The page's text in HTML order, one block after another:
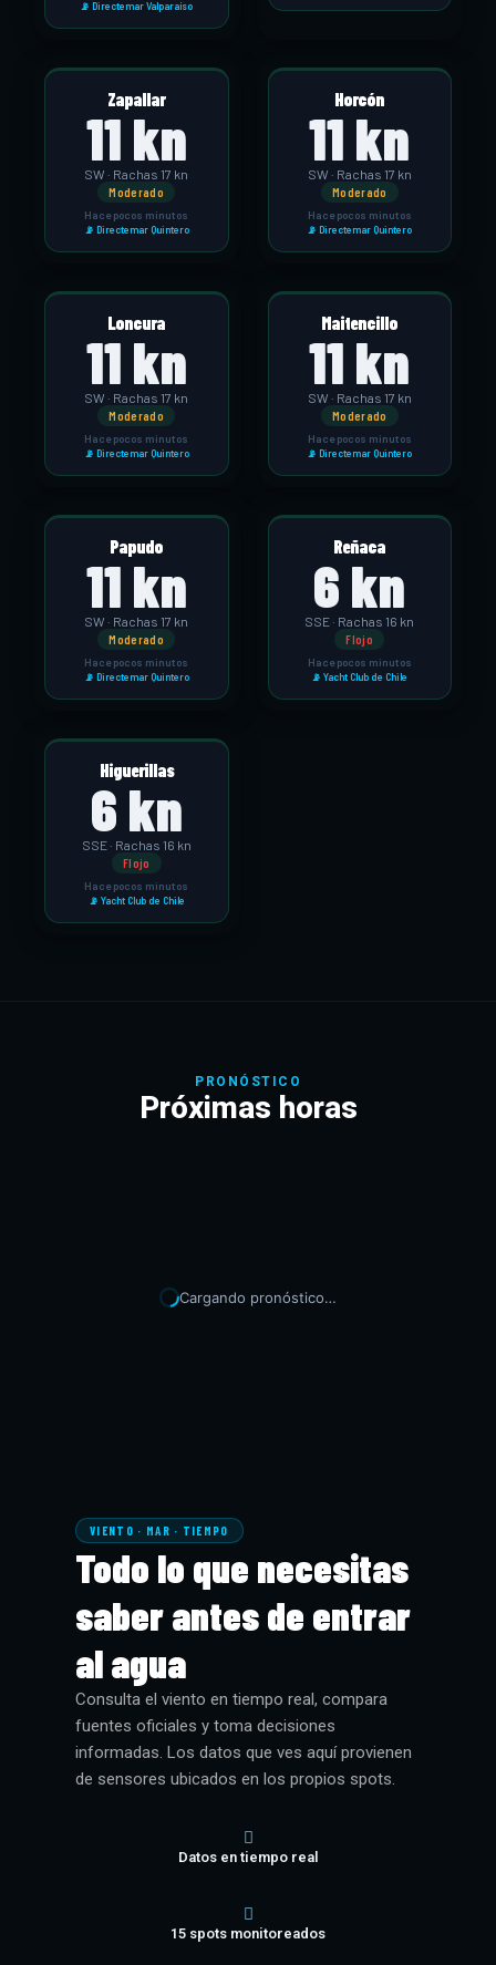
📡 Directemar Valparaíso
Zapallar
11 kn
SW · Rachas 17 kn
Moderado
Hace pocos minutos
📡 Directemar Quintero
Horcón
11 kn
SW · Rachas 17 kn
Moderado
Hace pocos minutos
📡 Directemar Quintero
Loncura
11 kn
SW · Rachas 17 kn
Moderado
Hace pocos minutos
📡 Directemar Quintero
Maitencillo
11 kn
SW · Rachas 17 kn
Moderado
Hace pocos minutos
📡 Directemar Quintero
Papudo
11 kn
SW · Rachas 17 kn
Moderado
Hace pocos minutos
📡 Directemar Quintero
Reñaca
6 kn
SSE · Rachas 16 kn
Flojo
Hace pocos minutos
📡 Yacht Club de Chile
Higuerillas
6 kn
SSE · Rachas 16 kn
Flojo
Hace pocos minutos
📡 Yacht Club de Chile
PRONÓSTICO
Próximas horas
Cargando pronóstico…
VIENTO · MAR · TIEMPO
Todo lo que necesitas
saber antes de entrar
al agua
Consulta el viento en tiempo real, compara
fuentes oficiales y toma decisiones
informadas. Los datos que ves aquí provienen
de sensores ubicados en los propios spots.
Datos en tiempo real
15 spots monitoreados